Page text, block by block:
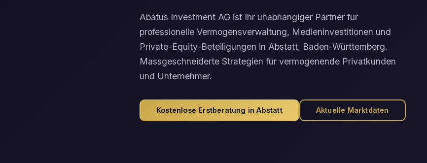
Abatus Investment AG ist Ihr unabhangiger Partner fur
professionelle Vermogensverwaltung, Medieninvestitionen und
Private-Equity-Beteiligungen in Abstatt, Baden-Württemberg.
Massgeschneiderte Strategien fur vermogenende Privatkunden
und Unternehmer.
Kostenlose Erstberatung in Abstatt Aktuelle Marktdaten